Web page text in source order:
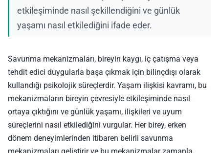
etkileşiminde nasıl şekillendiğini ve günlük
yaşamı nasıl etkilediğini ifade eder.
Savunma mekanizmaları, bireyin kaygı, iç çatışma veya
tehdit edici duygularla başa çıkmak için bilinçdışı olarak
kullandığı psikolojik süreçlerdir. Yaşam ilişkisi kavramı, bu
mekanizmaların bireyin çevresiyle etkileşiminde nasıl
ortaya çıktığını ve günlük yaşamı, ilişkileri ve uyum
süreçlerini nasıl etkilediğini vurgular. Her birey, erken
dönem deneyimlerinden itibaren belirli savunma